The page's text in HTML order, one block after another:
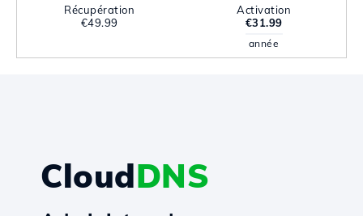
Récupération
€49.99
Activation
€31.99
année
CloudDNS